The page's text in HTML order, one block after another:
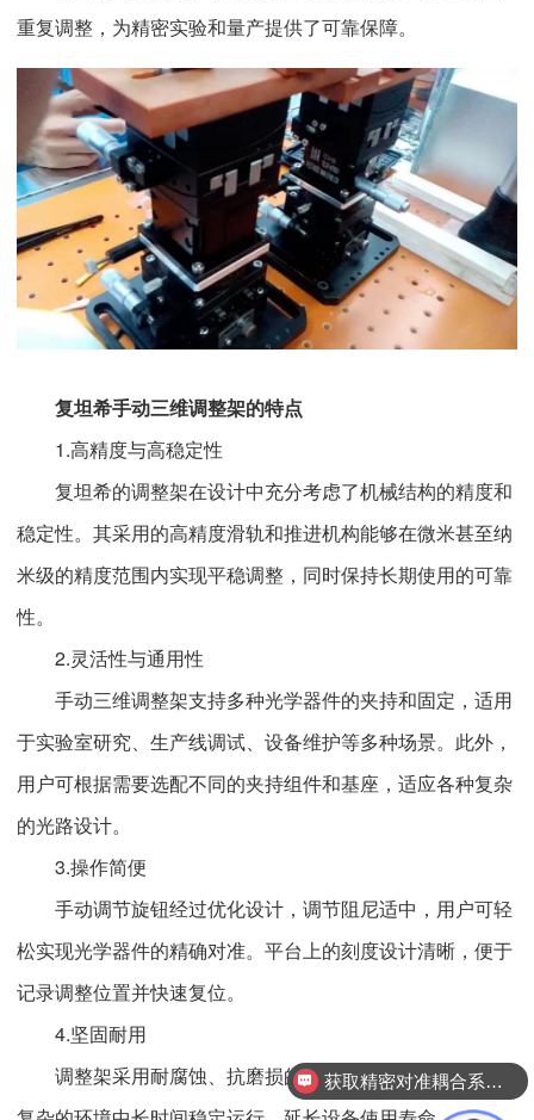
重复调整，为精密实验和量产提供了可靠保障。
复坦希手动三维调整架的特点
1.高精度与高稳定性
复坦希的调整架在设计中充分考虑了机械结构的精度和
稳定性。其采用的高精度滑轨和推进机构能够在微米甚至纳
米级的精度范围内实现平稳调整，同时保持长期使用的可靠
性。
2.灵活性与通用性
手动三维调整架支持多种光学器件的夹持和固定，适用
于实验室研究、生产线调试、设备维护等多种场景。此外，
用户可根据需要选配不同的夹持组件和基座，适应各种复杂
的光路设计。
3.操作简便
手动调节旋钮经过优化设计，调节阻尼适中，用户可轻
松实现光学器件的精确对准。平台上的刻度设计清晰，便于
记录调整位置并快速复位。
4.坚固耐用
调整架采用耐腐蚀、抗磨损的高强度材料制造，能够在
获取精密对准耦合系统技术方案